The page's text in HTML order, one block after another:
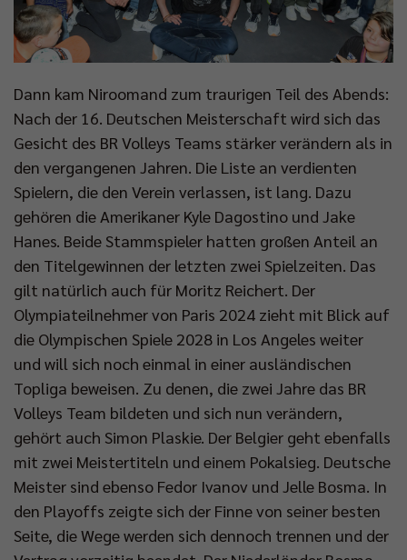
Dann kam Niroomand zum traurigen Teil des Abends:
Nach der 16. Deutschen Meisterschaft wird sich das
Gesicht des BR Volleys Teams stärker verändern als in
den vergangenen Jahren. Die Liste an verdienten
Spielern, die den Verein verlassen, ist lang. Dazu
gehören die Amerikaner Kyle Dagostino und Jake
Hanes. Beide Stammspieler hatten großen Anteil an
den Titelgewinnen der letzten zwei Spielzeiten. Das
gilt natürlich auch für Moritz Reichert. Der
Olympiateilnehmer von Paris 2024 zieht mit Blick auf
die Olympischen Spiele 2028 in Los Angeles weiter
und will sich noch einmal in einer ausländischen
Topliga beweisen. Zu denen, die zwei Jahre das BR
Volleys Team bildeten und sich nun verändern,
gehört auch Simon Plaskie. Der Belgier geht ebenfalls
mit zwei Meistertiteln und einem Pokalsieg. Deutsche
Meister sind ebenso Fedor Ivanov und Jelle Bosma. In
den Playoffs zeigte sich der Finne von seiner besten
Seite, die Wege werden sich dennoch trennen und der